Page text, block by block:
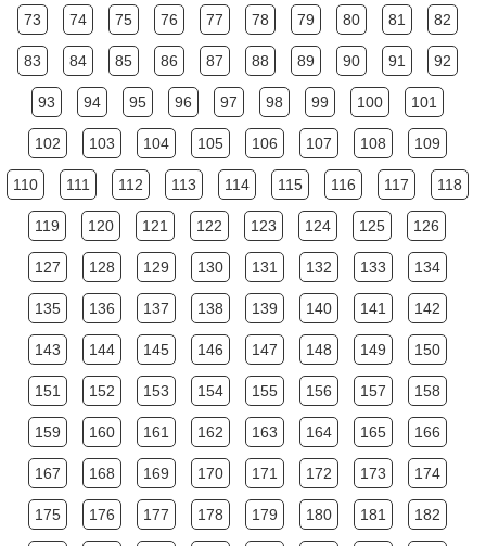
73 74 75 76 77 78 79 80 81 82
83 84 85 86 87 88 89 90 91 92
93 94 95 96 97 98 99 100 101
102 103 104 105 106 107 108 109
110 111 112 113 114 115 116 117 118
119 120 121 122 123 124 125 126
127 128 129 130 131 132 133 134
135 136 137 138 139 140 141 142
143 144 145 146 147 148 149 150
151 152 153 154 155 156 157 158
159 160 161 162 163 164 165 166
167 168 169 170 171 172 173 174
175 176 177 178 179 180 181 182